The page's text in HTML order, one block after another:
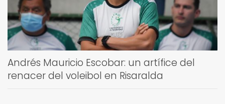
Andrés Mauricio Escobar: un artífice del
renacer del voleibol en Risaralda